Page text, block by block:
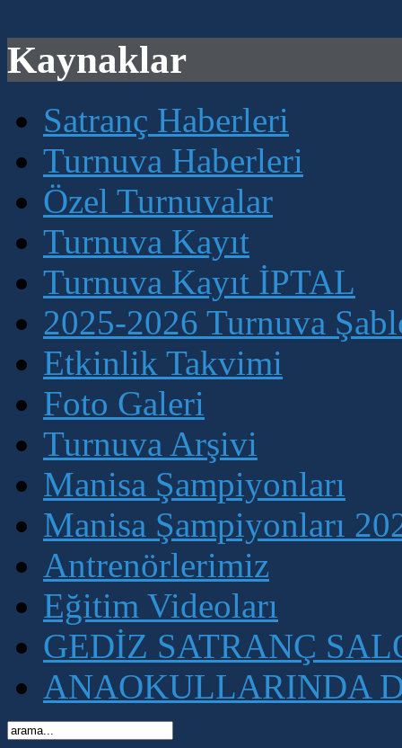
Kaynaklar
Satranç Haberleri
Turnuva Haberleri
Özel Turnuvalar
Turnuva Kayıt
Turnuva Kayıt İPTAL
2025-2026 Turnuva
Etkinlik Takvimi
Foto Galeri
Turnuva Arşivi
Manisa Şampiyonları
Manisa Şampiyonları
Antrenörlerimiz
Eğitim Videoları
GEDİZ SATRANÇ
ANAOKULLARINDA